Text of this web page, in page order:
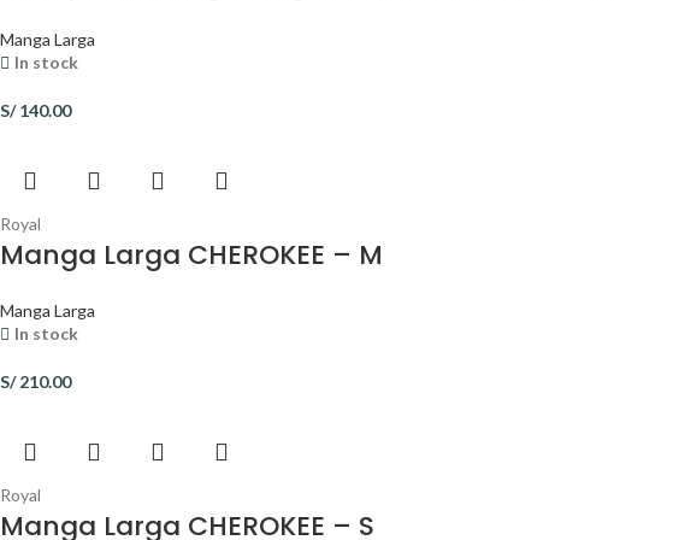
Manga Larga
In stock
S/140.00
Royal
Manga Larga CHEROKEE – M
Manga Larga
In stock
S/210.00
Royal
Manga Larga CHEROKEE – S